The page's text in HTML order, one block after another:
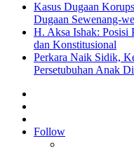
Kasus Dugaan
Dugaan Sewenang-
H. Aksa Ishak: Posisi
dan Konstitusional
Perkara Naik Sidik,
Persetubuhan Anak
In
Follow